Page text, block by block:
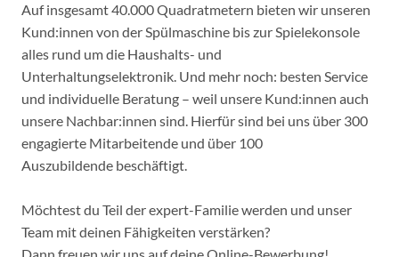
Auf insgesamt 40.000 Quadratmetern bieten wir unseren
Kund:innen von der Spülmaschine bis zur Spielekonsole
alles rund um die Haushalts- und
Unterhaltungselektronik. Und mehr noch: besten Service
und individuelle Beratung – weil unsere Kund:innen auch
unsere Nachbar:innen sind. Hierfür sind bei uns über 300
engagierte Mitarbeitende und über 100
Auszubildende beschäftigt.
Möchtest du Teil der expert-Familie werden und unser
Team mit deinen Fähigkeiten verstärken?